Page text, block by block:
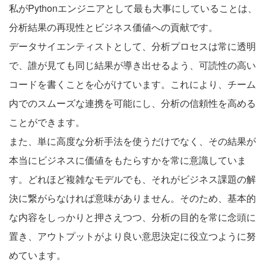
私がPythonエンジニアとして最も大事にしていることは、
分析結果の再現性とビジネス価値への貢献です。
データサイエンティストとして、分析プロセスは常に透明
で、誰が見ても同じ結果が導き出せるよう、可読性の高い
コードを書くことを心がけています。これにより、チーム
内でのスムーズな連携を可能にし、分析の信頼性を高める
ことができます。
また、単に高度な分析手法を使うだけでなく、その結果が
本当にビジネスに価値をもたらすかを常に意識していま
す。どれほど複雑なモデルでも、それがビジネス課題の解
決に繋がらなければ意味がありません。そのため、基本的
な内容をしっかりと押さえつつ、分析の目的を常に念頭に
置き、アウトプットがより良い意思決定に役立つように努
めています。